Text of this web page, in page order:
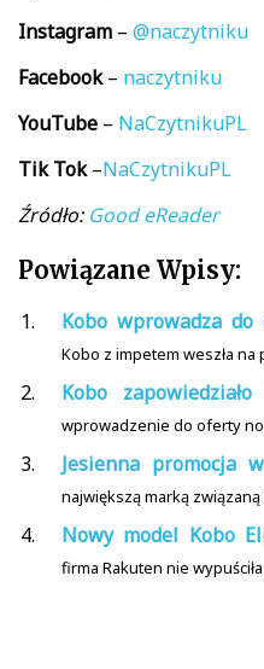
Instagram – @naczytniku
Facebook– naczytniku
YouTube – NaCzytnikuPL
Tik Tok–NaCzytnikuPL
Źródło: Good eReader
Powiązane Wpisy:
Kobo wprowadza
Kobo z impetem weszła
Kobo
wprowadzenie do oferty
Jesienna promocja
największą marką
Nowy model Kobo
firma Rakuten nie